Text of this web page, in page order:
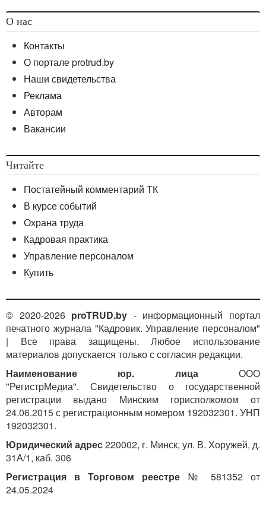
с работниками, выполняющими
дистанционную работу, первичный
инструктаж на рабочем месте не
проводится.
служащих,
инструктажа на
3. ПРИ НЕОБХОДИМОСТИ НАЗНАЧИТЬ ЛИЦ,
ОТВЕТСТВЕННЫХ ЗА ПРОВЕДЕНИЕ
ПЕРВИЧНОГО ИНСТРУКТАЖА НА РАБОЧЕМ
МЕСТЕ В СТРУКТУРНЫХ ПОДРАЗДЕЛЕНИЯХ
Первичный инструктаж на рабочем месте
проводит непосредственный руководитель работ
(начальник производства, цеха, участка, мастер,
О нас
Контакты
О портале protrud.by
Наши свидетельства
Реклама
Авторам
Вакансии
Читайте
Постатейный комментарий ТК
В курсе событий
Охрана труда
Кадровая практика
Управление персоналом
Купить
© 2020-2026 proTRUD.by - информационный портал
печатного журнала "Кадровик. Управление персоналом"
| Все права защищены. Любое использование
материалов допускается только с согласия редакции.
Наименование юр. лицаООО
"РегистрМедиа". Свидетельство о государственной
регистрации выдано Минским горисполкомом от
24.06.2015 с регистрационным номером 192032301. УНП
192032301.
Юридический адрес220002, г. Минск, ул. В. Хоружей, д.
31А/1, каб. 306
Регистрация в Торговом реестре № 581352 от
24.05.2024